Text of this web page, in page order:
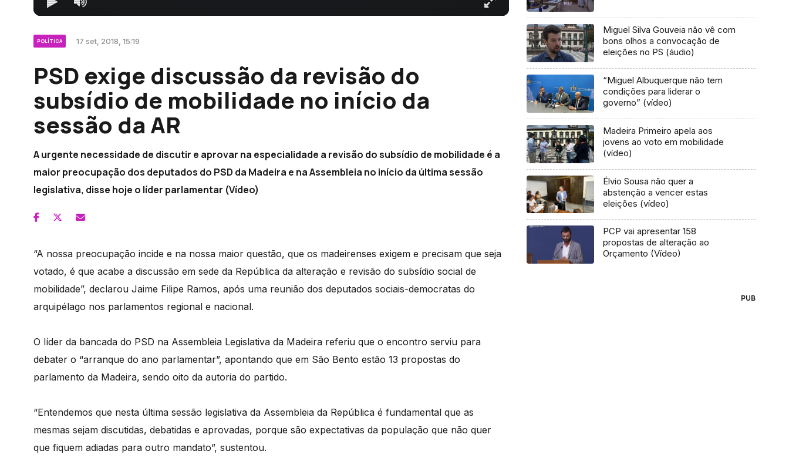
POLÍTICA 17 set, 2018, 15:19
PSD exige discussão da revisão do
subsídio de mobilidade no início da
sessão da AR
A urgente necessidade de discutir e aprovar na especialidade a revisão do subsídio de mobilidade é a
maior preocupação dos deputados do PSD da Madeira e na Assembleia no início da última sessão
legislativa, disse hoje o líder parlamentar (Vídeo)
“A nossa preocupação incide e na nossa maior questão, que os madeirenses exigem e precisam que seja
votado, é que acabe a discussão em sede da República da alteração e revisão do subsídio social de
mobilidade”, declarou Jaime Filipe Ramos, após uma reunião dos deputados sociais-democratas do
arquipélago nos parlamentos regional e nacional.
O líder da bancada do PSD na Assembleia Legislativa da Madeira referiu que o encontro serviu para
debater o “arranque do ano parlamentar”, apontando que em São Bento estão 13 propostas do
parlamento da Madeira, sendo oito da autoria do partido.
“Entendemos que nesta última sessão legislativa da Assembleia da República é fundamental que as
mesmas sejam discutidas, debatidas e aprovadas, porque são expectativas da população que não quer
que fiquem adiadas para outro mandato”, sustentou.
Miguel Silva Gouveia não vê com
bons olhos a convocação de
eleições no PS (áudio)
“Miguel Albuquerque não tem
condições para liderar o
governo” (vídeo)
Madeira Primeiro apela aos
jovens ao voto em mobilidade
(vídeo)
Élvio Sousa não quer a
abstenção a vencer estas
eleições (vídeo)
PCP vai apresentar 158
propostas de alteração ao
Orçamento (Vídeo)
PUB